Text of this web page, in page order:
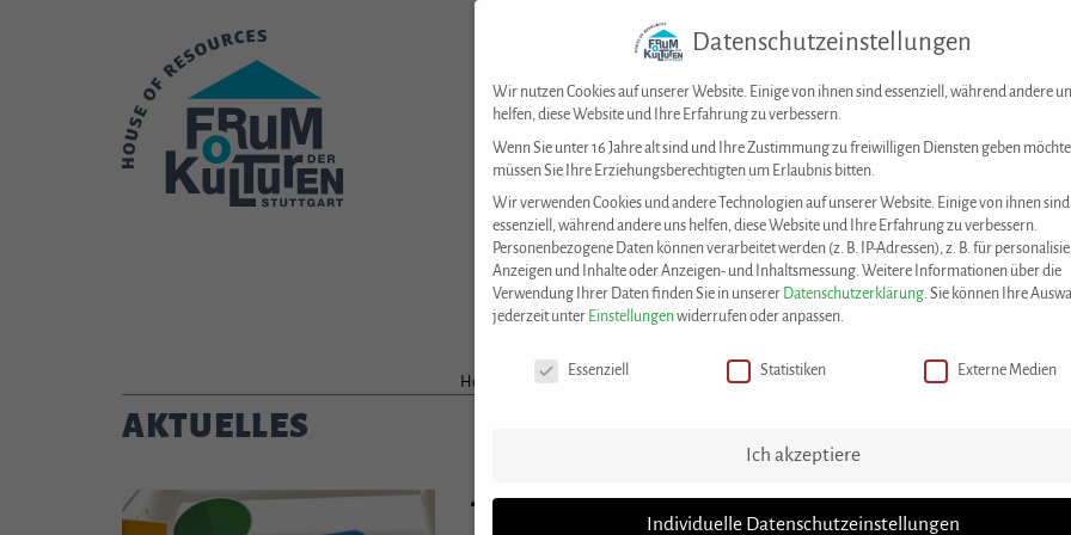
Forum der Kulturen Stuttgart e. V.
DAS KONZEPT
House of Resources 11. Sozialer Marktplatz unter dem Motto „Gutes tun und gemeinsam
AKTUELLES
11. Sozialer Marktplatz unter dem Motto
Datenschutzeinstellungen
Wir nutzen Cookies auf unserer Website. Einige von ihnen sind essenziell, während andere
helfen, diese Website und Ihre Erfahrung zu verbessern.
Wenn Sie unter 16 Jahre alt sind und Ihre Zustimmung zu freiwilligen Diensten geben
müssen Sie Ihre Erziehungsberechtigten um Erlaubnis bitten.
Wir verwenden Cookies und andere Technologien auf unserer Website. Einige von ihnen sind
essenziell, während andere uns helfen, diese Website und Ihre Erfahrung zu verbessern.
Personenbezogene Daten können verarbeitet werden (z. B. IP-Adressen), z. B. für
Anzeigen und Inhalte oder Anzeigen- und Inhaltsmessung. Weitere Informationen über die
Verwendung Ihrer Daten finden Sie in unserer Datenschutzerklärung. Sie können Ihre
jederzeit unter Einstellungenwiderrufen oder anpassen.
Essenziell
Statistiken Externe Medien
Ich akzeptiere
Individuelle Datenschutzeinstellungen